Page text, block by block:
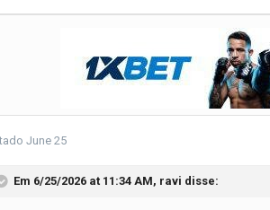
June 25
Em 6/25/2026 at 11:34 AM, ravi disse: